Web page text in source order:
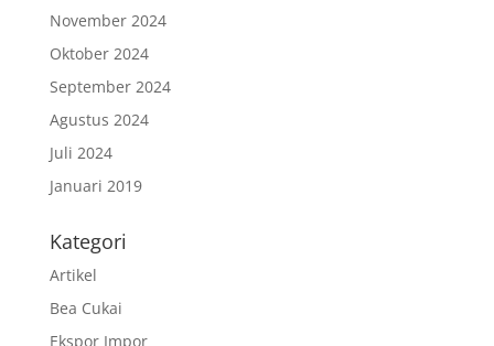
November 2024
Oktober 2024
September 2024
Agustus 2024
Juli 2024
Januari 2019
Kategori
Artikel
Bea Cukai
Ekspor Impor